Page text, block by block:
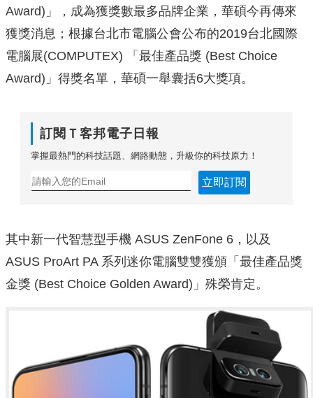
Award)」，成為獲獎數最多品牌企業，華碩今再傳來
獲獎消息；根據台北市電腦公會公布的2019台北國際
電腦展(COMPUTEX) 「最佳產品獎 (Best Choice
Award)」得獎名單，華碩一舉囊括6大獎項。
訂閱Ｔ客邦電子日報
掌握最熱門的科技話題、網路動態，升級你的科技原力！
立即訂閱
其中新一代智慧型手機 ASUS ZenFone 6，以及
ASUS ProArt PA 系列迷你電腦雙雙獲頒「最佳產品獎
金獎 (Best Choice Golden Award)」殊榮肯定。